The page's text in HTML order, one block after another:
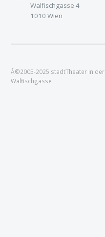
Walfischgasse 4
1010 Wien
Â©2005-2025 stadtTheater in der
Walfischgasse